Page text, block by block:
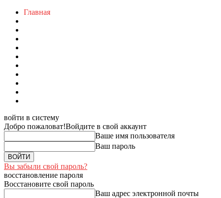
Главная
войти в систему
Добро пожаловат!Войдите в свой аккаунт
Ваше имя пользователя
Ваш пароль
Вы забыли свой пароль?
восстановление пароля
Восстановите свой пароль
Ваш адрес электронной почты